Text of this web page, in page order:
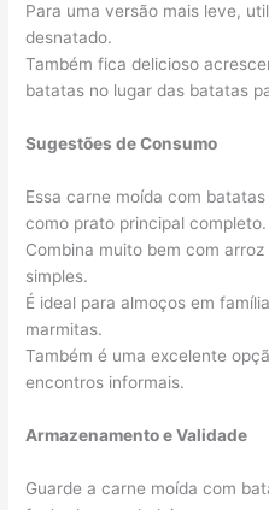
Para uma versão mais leve,
desnatado.
Também fica delicioso
batatas no lugar das batatas
Sugestões de Consumo
Essa carne moída com
como prato principal completo.
Combina muito bem com
simples.
É ideal para almoços em
marmitas.
Também é uma excelente
encontros informais.
Armazenamento e Validade
Guarde a carne moída com